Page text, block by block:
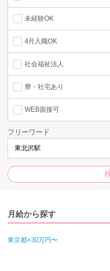
未経験OK
4月入職OK
社会福祉法人
寮・社宅あり
WEB面接可
フリーワード
月給から探す
東京都×30万円〜